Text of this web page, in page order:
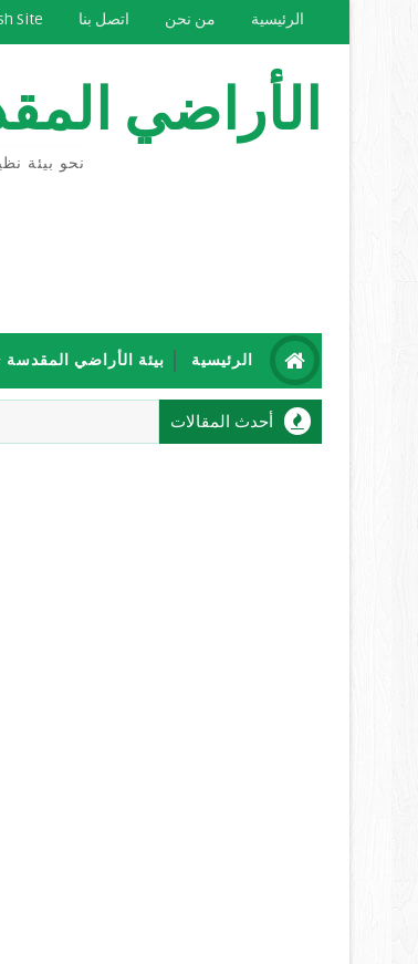
الرئيسية من نحن اتصل بنا Site
الأراضي
نحو بيئة
الرئيسية بيئة الأراضي المقدسة
أحدث المقالات